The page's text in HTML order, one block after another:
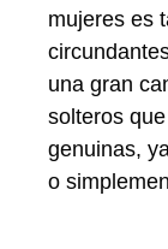
mujeres es
una gran
solteros
genuinas,
o